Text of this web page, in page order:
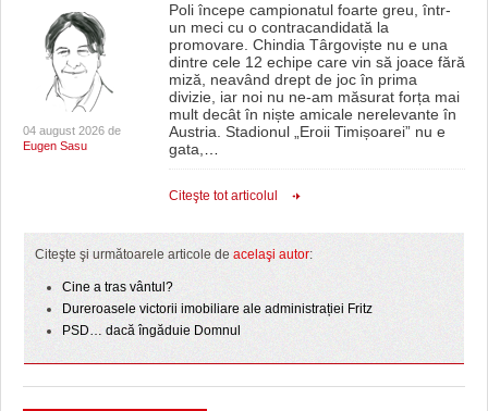
04 august 2026 de
Eugen Sasu
Poli începe campionatul foarte greu, într-
un meci cu o contracandidată la
promovare. Chindia Târgoviște nu e una
dintre cele 12 echipe care vin să joace fără
miză, neavând drept de joc în prima
divizie, iar noi nu ne-am măsurat forța mai
mult decât în niște amicale nerelevante în
Austria. Stadionul „Eroii Timișoarei” nu e
gata,
Citeşte tot articolul
Citeşte şi următoarele articole de acelaşi autor:
Cine a tras vântul?
Dureroasele victorii imobiliare ale administrației Fritz
PSD… dacă îngăduie Domnul